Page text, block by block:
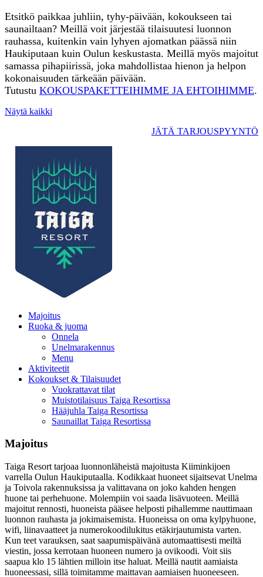
Etsitkö paikkaa juhliin, tyhy-päivään, kokoukseen tai
saunailtaan? Meillä voit järjestää tilaisuutesi luonnon
rauhassa, kuitenkin vain lyhyen ajomatkan päässä niin
Haukiputaan kuin Oulun keskustasta. Meillä myös majoitut
samassa pihapiirissä, joka mahdollistaa hienon ja helpon
kokonaisuuden tärkeään päivään.
Tutustu KOKOUSPAKETTEIHIMME JA EHTOIHIMME.
Näytä kaikki
JÄTÄ TARJOUSPYYNTÖ
Majoitus
Ruoka & juoma
Onnela
Unelmarakennus
Menu
Aktiviteetit
Kokoukset & Tilaisuudet
Vuokrattavat tilat
Muistotilaisuus Taiga Resortissa
Hääjuhla Taiga Resortissa
Saunaillat Taiga Resortissa
Majoitus
Taiga Resort tarjoaa luonnonläheistä majoitusta Kiiminkijoen
varrella Oulun Haukiputaalla. Kodikkaat huoneet sijaitsevat Unelma
ja Toivola rakennuksissa ja valittavana on joko kahden hengen
huone tai perhehuone. Molempiin voi saada lisävuoteen. Meillä
majoitut rennosti, huoneista pääsee helposti pihallemme nauttimaan
luonnon rauhasta ja jokimaisemista. Huoneissa on oma kylpyhuone,
wifi, liinavaatteet ja numerokoodilukitus etäkirjautumista varten.
Kun teet varauksen, saat saapumispäivänä automaattisesti meiltä
viestin, jossa kerrotaan huoneen numero ja ovikoodi. Voit siis
saapua klo 15 lähtien milloin itse haluat. Meillä nautit aamiaista
huoneessasi, sillä toimitamme maittavan aamiaisen huoneeseen.